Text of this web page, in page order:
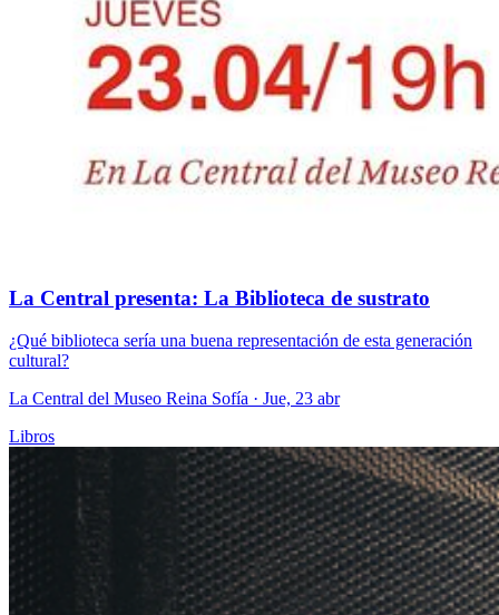
La Central presenta: La Biblioteca de sustrato
¿Qué biblioteca sería una buena representación de esta generación
cultural?
La Central del Museo Reina Sofía · Jue, 23 abr
Libros